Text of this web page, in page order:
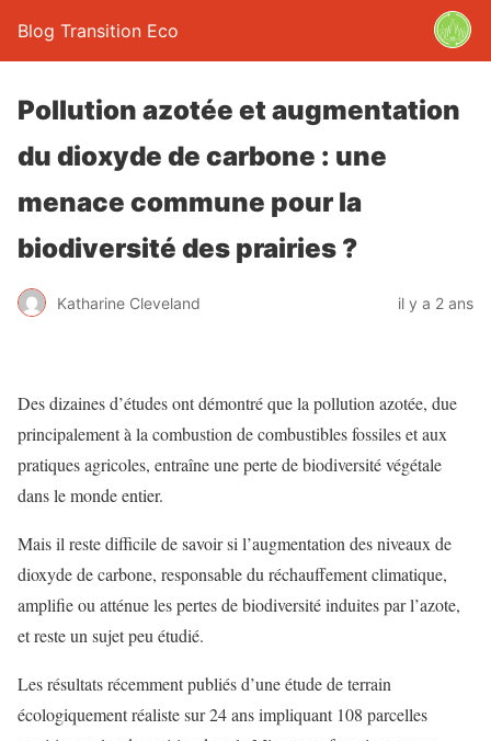
Blog Transition Eco
Pollution azotée et augmentation
du dioxyde de carbone : une
menace commune pour la
biodiversité des prairies ?
Katharine Cleveland il y a 2 ans
Des dizaines d’études ont démontré que la pollution azotée, due
principalement à la combustion de combustibles fossiles et aux
pratiques agricoles, entraîne une perte de biodiversité végétale
dans le monde entier.
Mais il reste difficile de savoir si l’augmentation des niveaux de
dioxyde de carbone, responsable du réchauffement climatique,
amplifie ou atténue les pertes de biodiversité induites par l’azote,
et reste un sujet peu étudié.
Les résultats récemment publiés d’une étude de terrain
écologiquement réaliste sur 24 ans impliquant 108 parcelles